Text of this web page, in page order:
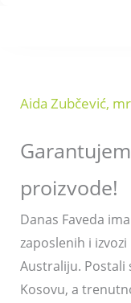
Aida Zubčević,
proizvode!
Danas Faveda
zaposlenih i
Australiju.
Kosovu, a